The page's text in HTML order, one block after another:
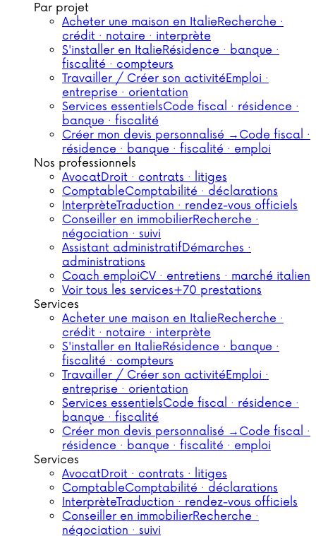
Par projet
Acheter une maison en ItalieRecherche ·
crédit · notaire · interprète
S'installer en ItalieRésidence · banque ·
fiscalité · compteurs
Travailler / Créer son activitéEmploi ·
entreprise · orientation
Services essentielsCode fiscal · résidence ·
banque · fiscalité
Créer mon devis personnalisé → Code fiscal ·
résidence · banque · fiscalité · emploi
Nos professionnels
AvocatDroit · contrats · litiges
ComptableComptabilité · déclarations
InterprèteTraduction · rendez-vous officiels
Conseiller en immobilierRecherche ·
négociation · suivi
Assistant administratifDémarches ·
administrations
Coach emploiCV · entretiens · marché italien
Voir tous les services+70 prestations
Services
Acheter une maison en ItalieRecherche ·
crédit · notaire · interprète
S'installer en ItalieRésidence · banque ·
fiscalité · compteurs
Travailler / Créer son activitéEmploi ·
entreprise · orientation
Services essentielsCode fiscal · résidence ·
banque · fiscalité
Créer mon devis personnalisé → Code fiscal ·
résidence · banque · fiscalité · emploi
Services
AvocatDroit · contrats · litiges
ComptableComptabilité · déclarations
InterprèteTraduction · rendez-vous officiels
Conseiller en immobilierRecherche ·
négociation · suivi